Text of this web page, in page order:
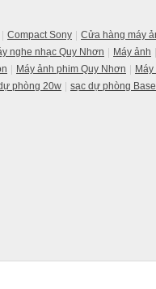
Compact Sony Cửa hàng máy
nghe nhạc Quy Nhơn Máy ảnh
Máy ảnh phim Quy Nhơn
phòng 20w sạc dự phòng